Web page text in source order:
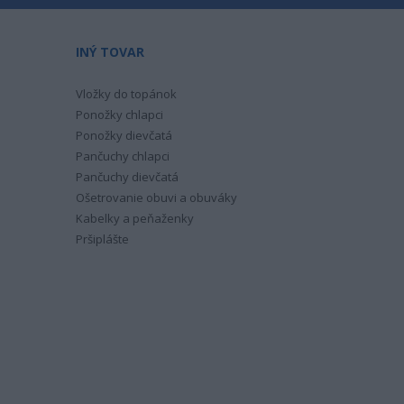
INÝ TOVAR
Vložky do topánok
Ponožky chlapci
Ponožky dievčatá
Pančuchy chlapci
Pančuchy dievčatá
Ošetrovanie obuvi a obuváky
Kabelky a peňaženky
Pršiplášte